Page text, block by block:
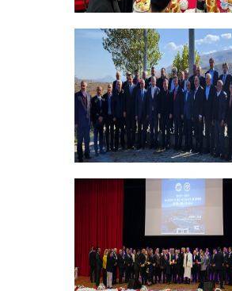
Bursiyer Tanışma Toplantısı
+
Vakıf Yönetim Kurulumuz
Kemah'da Bir Takım Ziyaretlerde
+